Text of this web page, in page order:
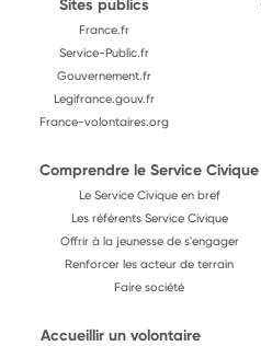
Sites publics
France.fr
Service-Public.fr
Gouvernement.fr
Legifrance.gouv.fr
France-volontaires.org
Comprendre le Service Civique
Le Service Civique en bref
Les référents Service Civique
Offrir à la jeunesse de s'engager
Renforcer les acteur de terrain
Faire société
Accueillir un volontaire